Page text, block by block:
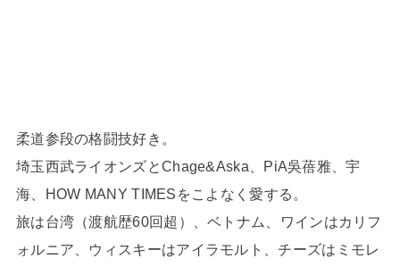
柔道参段の格闘技好き。
埼玉西武ライオンズとChage&Aska、PiA吳蓓雅、宇
海、HOW MANY TIMESをこよなく愛する。
旅は台湾（渡航歴60回超）、ベトナム、ワインはカリフ
ォルニア、ウィスキーはアイラモルト、チーズはミモレ